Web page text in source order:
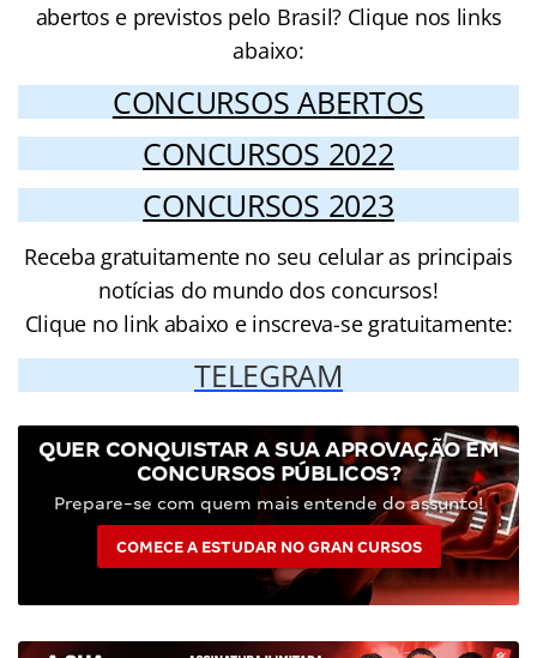
abertos e previstos pelo Brasil? Clique nos links
abaixo:
CONCURSOS ABERTOS
CONCURSOS 2022
CONCURSOS 2023
Receba gratuitamente no seu celular as principais
notícias do mundo dos concursos!
Clique no link abaixo e inscreva-se gratuitamente:
TELEGRAM
QUER CONQUISTAR A SUA APROVAÇÃO EM
CONCURSOS PÚBLICOS?
Prepare-se com quem mais entende do assunto!
COMECE A ESTUDAR NO GRAN CURSOS